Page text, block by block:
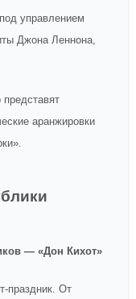
управлением
Джона Леннона,
аранжировки
— «Дон Кихот»
праздник. От